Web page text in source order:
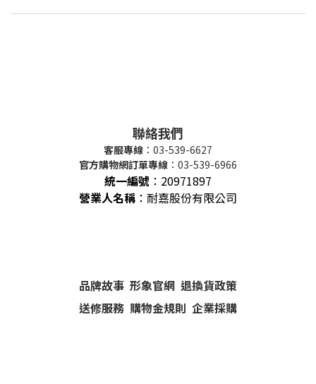
聯絡我們
客服專線 ：03-539-6627
官方購物網訂單專線 ：03-539-6966
統一編號 ： 20971897
營業人名稱 ：耐嘉股份有限公司
品牌故事 形象官網 退換貨政策
送修服務 購物金規則 企業採購